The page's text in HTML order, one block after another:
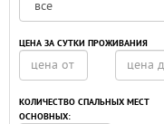
ЦЕНА ЗА СУТКИ ПРОЖИВАНИЯ
КОЛИЧЕСТВО СПАЛЬНЫХ МЕСТ
ОСНОВНЫХ: